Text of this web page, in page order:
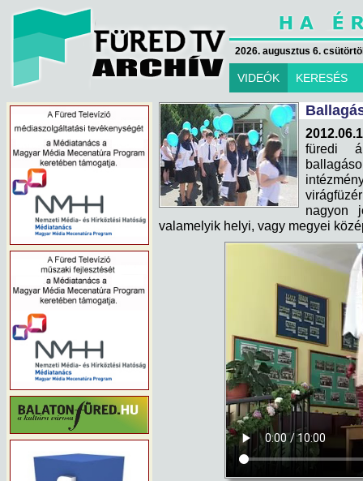
2026. augusztus 6.
VIDEÓK KERESÉS
füredi
nagyon
valamelyik helyi, vagy megyei